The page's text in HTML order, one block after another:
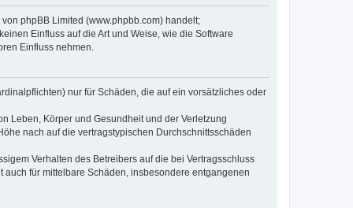
phpBB Limited (www.phpbb.com) handelt;
Einfluss auf die Art und Weise, wie die Software
Einfluss nehmen.
nur für Schäden, die auf ein vorsätzliches oder
Leben, Körper und Gesundheit und der Verletzung
nach auf die vertragstypischen Durchschnittsschäden
Verhalten des Betreibers auf die bei Vertragsschluss
für mittelbare Schäden, insbesondere entgangenen